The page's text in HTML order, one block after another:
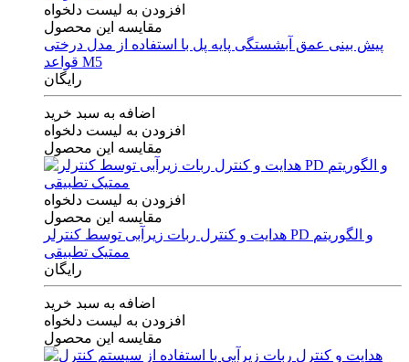
افزودن به لیست دلخواه
مقایسه این محصول
پیش بینی عمق آبشستگی پایه پل با استفاده از مدل درختی
قواعد M5
رایگان
اضافه به سبد خرید
افزودن به لیست دلخواه
مقایسه این محصول
افزودن به لیست دلخواه
مقایسه این محصول
هدایت و کنترل ربات زیرآبی توسط کنترلر PD و الگوریتم
ممتیک تطبیقی
رایگان
اضافه به سبد خرید
افزودن به لیست دلخواه
مقایسه این محصول